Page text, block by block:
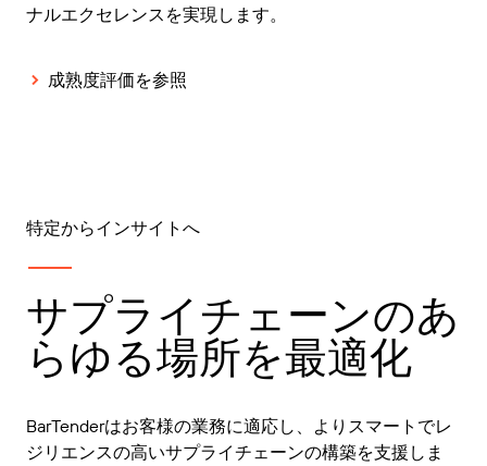
ナルエクセレンスを実現します。
成熟度評価を参照
特定からインサイトへ
サプライチェーンのあ
らゆる場所を最適化
BarTenderはお客様の業務に適応し、よりスマートでレ
ジリエンスの高いサプライチェーンの構築を支援しま